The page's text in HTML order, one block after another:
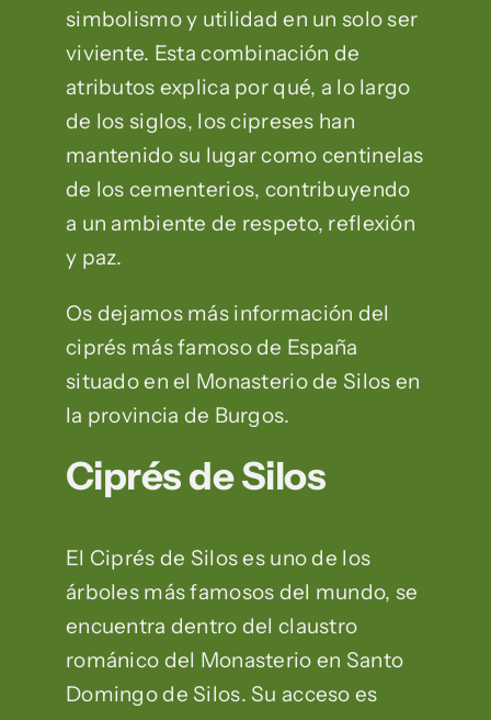
simbolismo y utilidad en un solo ser
viviente. Esta combinación de
atributos explica por qué, a lo largo
de los siglos, los cipreses han
mantenido su lugar como centinelas
de los cementerios, contribuyendo
a un ambiente de respeto, reflexión
y paz.
Os dejamos más información del
ciprés más famoso de España
situado en el Monasterio de Silos en
la provincia de Burgos.
Ciprés de Silos
El Ciprés de Silos es uno de los
árboles más famosos del mundo, se
encuentra dentro del claustro
románico del Monasterio en Santo
Domingo de Silos. Su acceso es